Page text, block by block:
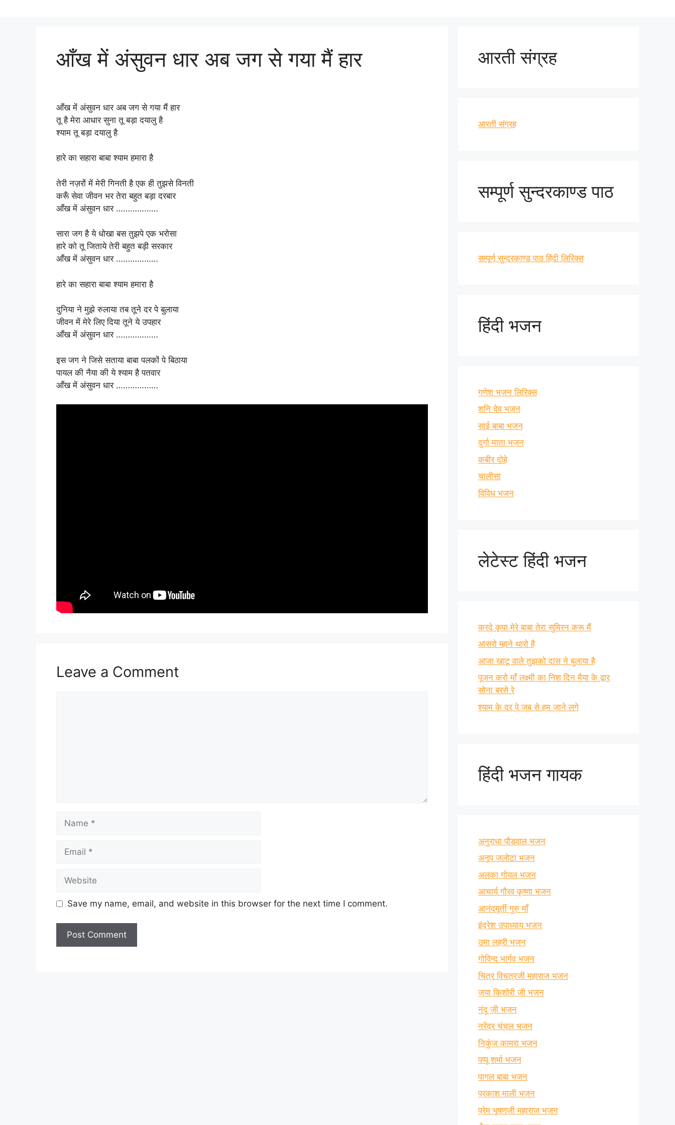
आँख में अंसुवन धार अब जग से गया मैं हार
आँख में अंसुवन धार अब जग से गया मैं हार
तू है मेरा आधार सुना तू बड़ा दयालु है
श्याम तू बड़ा दयालु है
हारे का सहारा बाबा श्याम हमारा है
तेरी नज़रों में मेरी गिनती है एक ही तुझसे विनती
करूँ सेवा जीवन भर तेरा बहुत बड़ा दरबार
आँख में अंसुवन धार ………………
सारा जग है ये धोखा बस तुझपे एक भरोसा
हारे को तू जिताये तेरी बहुत बड़ी सरकार
आँख में अंसुवन धार ………………
हारे का सहारा बाबा श्याम हमारा है
दुनिया ने मुझे रुलाया तब तूने दर पे बुलाया
जीवन में मेरे लिए दिया तूने ये उपहार
आँख में अंसुवन धार ………………
इस जग ने जिसे सताया बाबा पलकों पे बिठाया
पायल की नैया की ये श्याम है पतवार
आँख में अंसुवन धार ………………
Leave a Comment
Name
Email
Website
Save my name, email, and website in this browser for the next time I comment.
आरती संग्रह
आरती संग्रह
सम्पूर्ण सुन्दरकाण्ड पाठ
सम्पूर्ण सुन्दरकाण्ड पाठ हिंदी लिरिक्स
हिंदी भजन
गणेश भजन लिरिक्स
शनि देव भजन
साई बाबा भजन
दुर्गा माता भजन
कबीर दोहे
चालीसा
विविध भजन
लेटेस्ट हिंदी भजन
करदे कृपा मेरे बाबा तेरा सुमिरन करू मैं
आसरो म्हाने थारो है
आजा खाटू वाले तुझको दास ने बुलाया है
पूजन करो माँ लक्ष्मी का निश दिन मैया के द्वार
सोना बरसे रे
श्याम के दर पे जब से हम जाने लगे
हिंदी भजन गायक
अनुराधा पौडवाल भजन
अनूप जलोटा भजन
अलका गोयल भजन
आचार्य गौरव कृष्णा भजन
आनंदमूर्ती गुरु माँ
इंद्रेश उपाध्याय भजन
उमा लहरी भजन
गोविन्द भार्गव भजन
चित्र विचत्रजी महाराज भजन
जया किशोरी जी भजन
नंदू जी भजन
नरेंद्र चंचल भजन
निकुंज कामरा भजन
पप्पू शर्मा भजन
पागल बाबा भजन
प्रकाश माली भजन
प्रेम भूषणजी महाराज भजन